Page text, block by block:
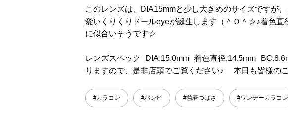
このレンズは、DIA15mmと少し大きめのサイズですが
愛いくりくりドールeyeが誕生します（＾Ｏ＾☆♪着色
に似合いそうです☆
レンズスペック DIA:15.0mm 着色直径:14.5mm
りますので、是非店頭でご覧ください♪ 本日も皆様の
#カラコン #バンビ #益若つばさ #ワンデーカラコン